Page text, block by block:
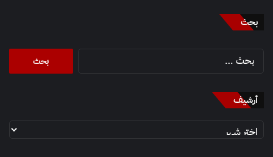
بحث
أرشيف أرشيف